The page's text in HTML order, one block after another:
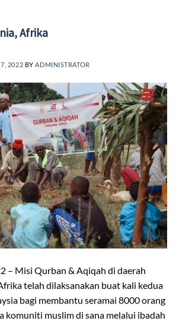
Afrika
7, 2022 BYADMINISTRATOR
– Misi Qurban & Aqiqah di daerah
telah dilaksanakan buat kali kedua
bagi membantu seramai 8000 orang
komuniti muslim di sana melalui ibadah